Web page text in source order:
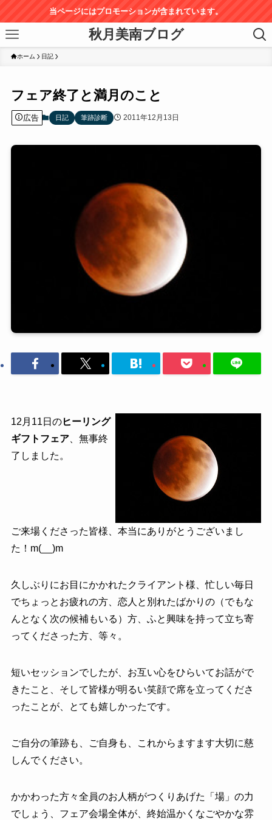
当ページにはプロモーションが含まれています。
秋月美南ブログ
ホーム 日記
フェア終了と満月のこと
広告 日記 筆跡診断 2011年12月13日
12月11日のヒーリング
ギフトフェア、無事終
了しました。
ご来場くださった皆様、本当にありがとうございまし
た！m(__)m
久しぶりにお目にかかれたクライアント様、忙しい毎日
でちょっとお疲れの方、恋人と別れたばかりの（でもな
んとなく次の候補もいる）方、ふと興味を持って立ち寄
ってくださった方、等々。
短いセッションでしたが、お互い心をひらいてお話がで
きたこと、そして皆様が明るい笑顔で席を立ってくださ
ったことが、とても嬉しかったです。
ご自分の筆跡も、ご自身も、これからますます大切に慈
しんでください。
かかわった方々全員のお人柄がつくりあげた「場」の力
でしょう、フェア会場全体が、終始温かくなごやかな雰